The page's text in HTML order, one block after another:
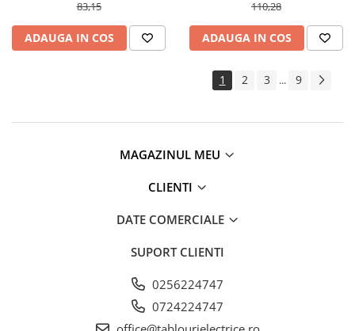
83,15
ADAUGA IN COS
110,28
ADAUGA IN COS
1 2 3 ... 9
MAGAZINUL MEU
CLIENTI
DATE COMERCIALE
SUPORT CLIENTI
0256224747
0724224747